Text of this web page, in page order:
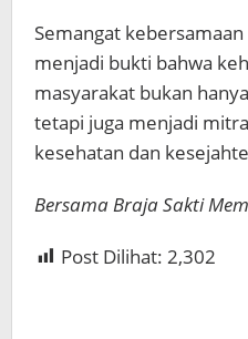
Semangat
menjadi bukti bahwa
masyarakat bukan
tetapi juga menjadi
kesehatan dan
Bersama Braja Sakti
Post Dilihat: 2,302